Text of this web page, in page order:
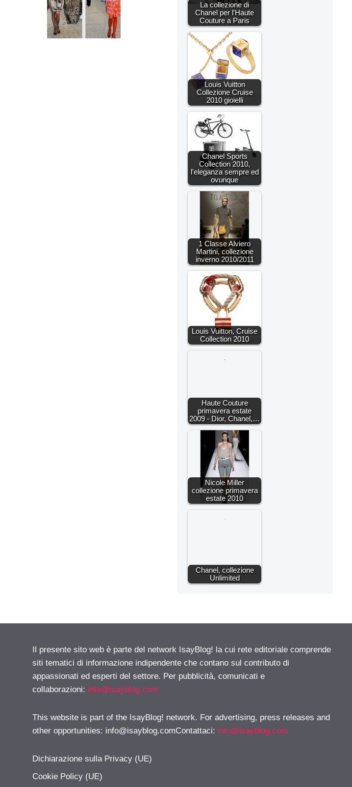
La collezione di
Chanel per l'Haute
Couture a Paris
Louis Vuitton
Collezione Cruise
2010 gioielli
Chanel Sports
Collection 2010,
l'eleganza sempre ed
ovunque
1 Classe Alviero
Martini, collezione
inverno 2010/2011
Louis Vuitton, Cruise
Collection 2010
Haute Couture
primavera estate
2009 - Dior, Chanel,…
Nicole Miller
collezione primavera
estate 2010
Chanel, collezione
Unlimited
Il presente sito web è parte del network IsayBlog! la cui rete editoriale comprende
siti tematici di informazione indipendente che contano sul contributo di
appassionati ed esperti del settore. Per pubblicità, comunicati e
collaborazioni: info@isayblog.com
This website is part of the IsayBlog! network. For advertising, press releases and
other opportunities: info@isayblog.comContattaci: info@isayblog.com
Dichiarazione sulla Privacy (UE)
Cookie Policy (UE)